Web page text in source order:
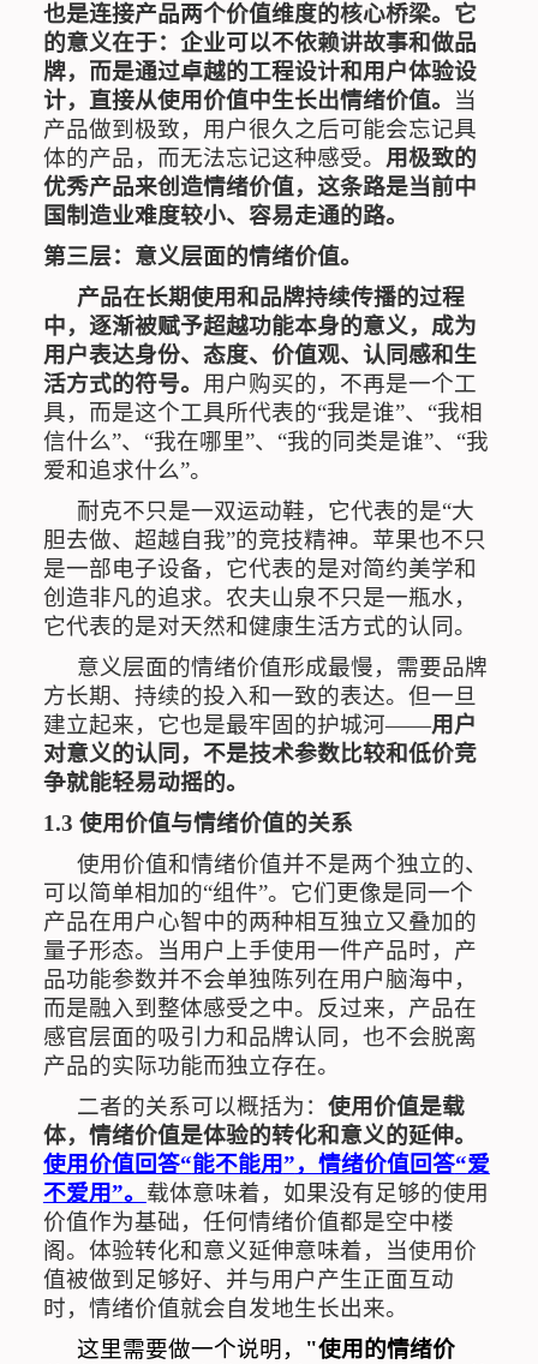
也是连接产品两个价值维度的核心桥梁。它
的意义在于：企业可以不依赖讲故事和做品
牌，而是通过卓越的工程设计和用户体验设
计，直接从使用价值中生长出情绪价值。 当
产品做到极致，用户很久之后可能会忘记具
体的产品，而无法忘记这种感受。 用极致的
优秀产品来创造情绪价值，这条路是当前中
国制造业难度较小、容易走通的路。
第三层：意义层面的情绪价值。
产品在长期使用和品牌持续传播的过程
中，逐渐被赋予超越功能本身的意义，成为
用户表达身份、态度、价值观、认同感和生
活方式的符号。 用户购买的，不再是一个工
具，而是这个工具所代表的“我是谁”、 “我相
信什么”、 “我在哪里”、 “我的同类是谁”、“我
爱和追求什么”。
耐克不只是一双运动鞋，它代表的是“大
胆去做、超越自我”的竞技精神。苹果也不只
是一部电子设备，它代表的是对简约美学和
创造非凡的追求。农夫山泉不只是一瓶水，
它代表的是对天然和健康生活方式的认同。
意义层面的情绪价值形成最慢，需要品牌
方长期、持续的投入和一致的表达。但一旦
建立起来，它也是最牢固的护城河——用户
对意义的认同，不是技术参数比较和低价竞
争就能轻易动摇的。
1.3 使用价值与情绪价值的关系
使用价值和情绪价值并不是两个独立的、
可以简单相加的“组件”。它们更像是同一个
产品在用户心智中的两种相互独立又叠加的
量子形态。当用户上手使用一件产品时，产
品功能参数并不会单独陈列在用户脑海中，
而是融入到整体感受之中。反过来，产品在
感官层面的吸引力和品牌认同，也不会脱离
产品的实际功能而独立存在。
二者的关系可以概括为： 使用价值是载
体，情绪价值是体验的转化和意义的延伸。
使用价值回答“能不能用”，情绪价值回答“爱
不爱用”。 载体意味着，如果没有足够的使用
价值作为基础，任何情绪价值都是空中楼
阁。体验转化和意义延伸意味着，当使用价
值被做到足够好、并与用户产生正面互动
时，情绪价值就会自发地生长出来。
这里需要做一个说明， "使用的情绪价